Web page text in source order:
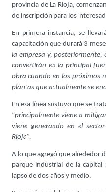
provincia de La Rioja,
de inscripción para los
En primera instancia, se
capacitación que durará 3
la empresa y, posteriormente,
convertirán en la principal
obra cuando en los próximos
plantas que actualmente se
En esa línea sostuvo que se
“principalmente viene a
viene generando en el
Rioja”.
A lo que agregó que alrededor
parque industrial de la
lapso de dos años y medio.